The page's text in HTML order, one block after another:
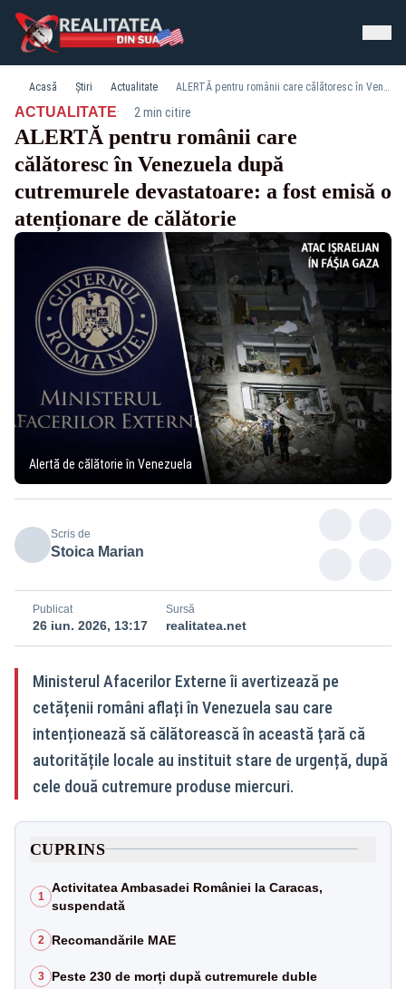
Acasă Știri Actualitate ALERTĂ pentru românii care călătoresc în Venezuela după cutremurele devastatoare: a fost emisă o atenționare de călătorie
ACTUALITATE· 2 min citire
ALERTĂ pentru românii care
călătoresc în Venezuela după
cutremurele devastatoare: a fost emisă o
atenționare de călătorie
Alertă de călătorie în Venezuela
Scris de
Stoica Marian
Publicat
26 iun. 2026, 13:17
Sursă
realitatea.net
Ministerul Afacerilor Externe îi avertizează pe
cetățenii români aflați în Venezuela sau care
intenționează să călătorească în această țară că
autoritățile locale au instituit stare de urgență, după
cele două cutremure produse miercuri.
CUPRINS
1
Activitatea Ambasadei României la Caracas,
suspendată
2 Recomandările MAE
3 Peste 230 de morți după cutremurele duble